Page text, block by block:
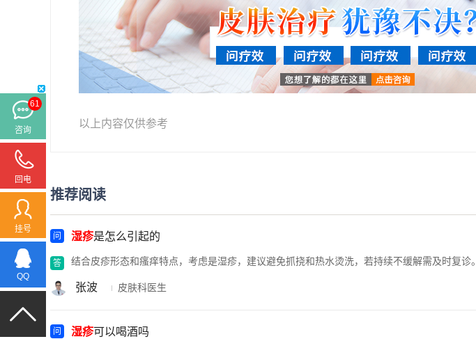
以上内容仅供参考
推荐阅读
湿疹是怎么引起的
结合皮疹形态和瘙痒特点，考虑是湿疹，建议避免抓挠和热水烫洗，若持续不缓解需及时复诊。
张波 皮肤科医生
湿疹可以喝酒吗
61
咨询
回电
挂号
QQ